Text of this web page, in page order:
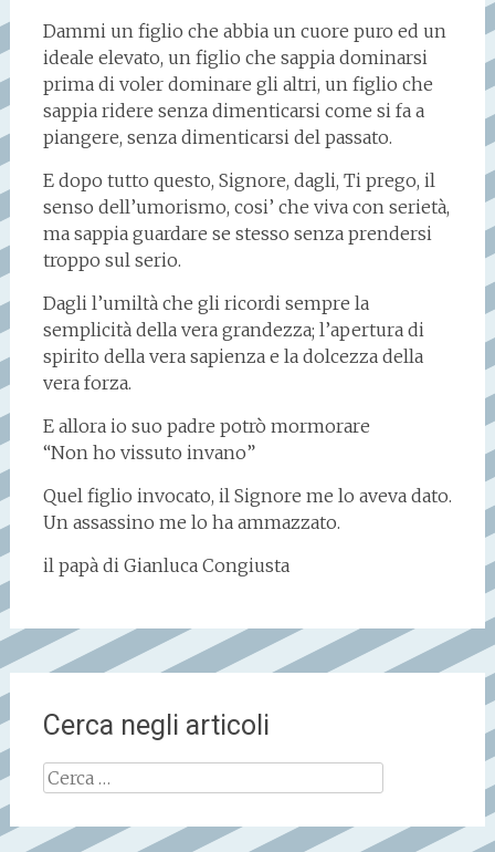
Dammi un figlio che abbia un cuore puro ed un
ideale elevato, un figlio che sappia dominarsi
prima di voler dominare gli altri, un figlio che
sappia ridere senza dimenticarsi come si fa a
piangere, senza dimenticarsi del passato.
E dopo tutto questo, Signore, dagli, Ti prego, il
senso dell’umorismo, cosi’ che viva con serietà,
ma sappia guardare se stesso senza prendersi
troppo sul serio.
Dagli l’umiltà che gli ricordi sempre la
semplicità della vera grandezza; l’apertura di
spirito della vera sapienza e la dolcezza della
vera forza.
E allora io suo padre potrò mormorare
“Non ho vissuto invano”
Quel figlio invocato, il Signore me lo aveva dato.
Un assassino me lo ha ammazzato.
il papà di Gianluca Congiusta
Cerca negli articoli
Ricerca
per: